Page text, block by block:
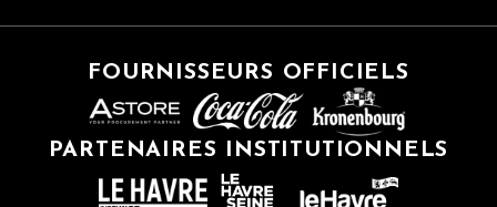
FOURNISSEURS OFFICIELS
PARTENAIRES INSTITUTIONNELS